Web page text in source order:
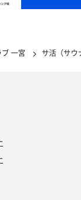
一宮 サ活（サウ